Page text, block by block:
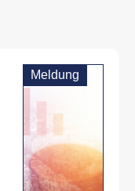
Meldung